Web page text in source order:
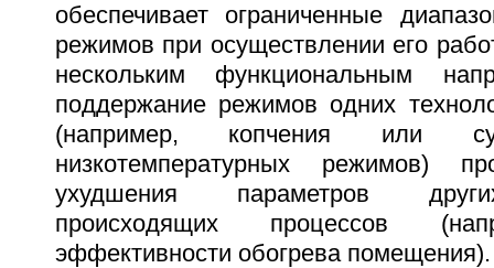
обеспечивает ограниченные
режимов при осуществлении его
нескольким функциональным
поддержание режимов одних
(например, копчения или
низкотемпературных режимов)
ухудшения параметров
происходящих процессов
эффективности обогрева помещения).